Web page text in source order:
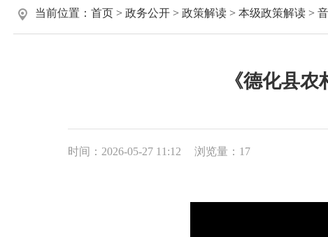
当前位置： 首页 > 政务公开 > 政策解读 > 本级政策解读 >
《德化县
时间：2026-05-27 11:12 浏览量： 17